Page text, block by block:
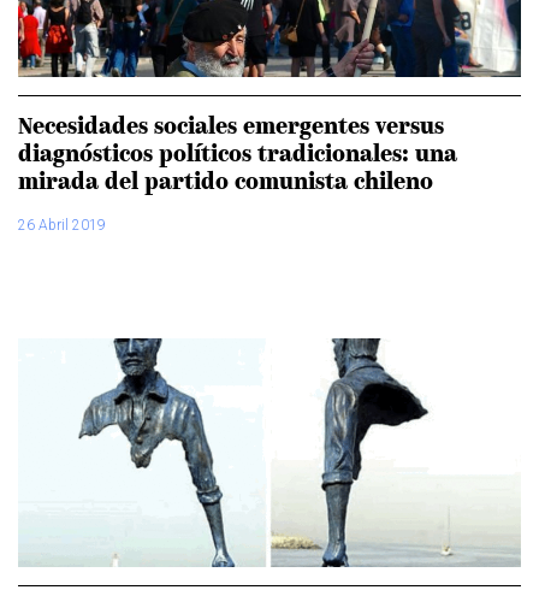
Necesidades sociales emergentes versus
diagnósticos políticos tradicionales: una
mirada del partido comunista chileno
26 Abril 2019